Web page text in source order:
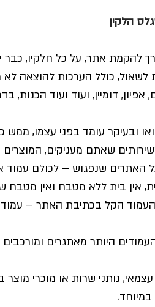
בינלאומי
Visual Capsule וידאו
הלקין
להקמת אתר, על כל חלקיו, כבר
כולל הערכות להוצאה לא
אפיון, דומיין, ועוד ועוד
ובעיקר עומד בפני עצמו, ממש
שאתם מעניקים, המוצרים
שנפגוש – לכולם עמוד
אין בית ללא מטבח ואין
הקל בכתיבת האתר – עמוד
היותר מאתגרים
נותני שרות או מוכרי מוצר